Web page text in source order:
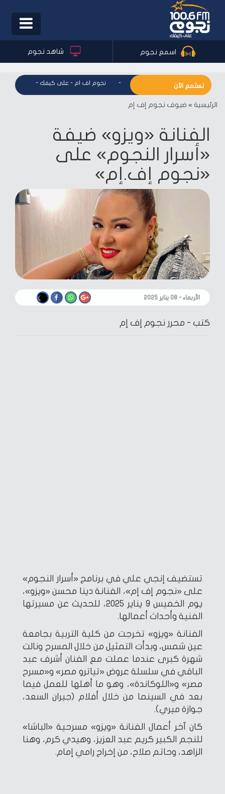
Toggle
اسمع نجوم شاهد نجوم
تستمع الآننجوم اف ام - على كيفك - نجوم اف ام - على كيفك نجوم اف
الرئيسية » ضيوف نجوم إف إم
الفنانة «ويزو» ضيفة
«أسرار النجوم» على
«نجوم إف.إم»
الأربعاء - ٠٨ يناير ٢٠٢٥
كتب - محرر نجوم إف إم
تستضيف إنجي علي في برنامج «أسرار النجوم»
على «نجوم إف إم»، الفنانة دينا محسن «ويزو»،
يوم الخميس 9 يناير 2025، للحديث عن مسيرتها
الفنية وأحداث أعمالها.
الفنانة «ويزو» تخرجت من كلية التربية بجامعة
عين شمس، وبدأت التمثيل من خلال المسرح ونالت
شهرة كبرى عندما عملت مع الفنان أشرف عبد
الباقي في سلسلة عروض «تياترو مصر» و«مسرح
مصر» و«اللوكاندة»، وهو ما أهلها للعمل فيما
بعد في السينما من خلال أفلام (جيران السعد،
جوازة ميري).
كان آخر أعمال الفنانة «ويزو» مسرحية «الباشا»
للنجم الكبير كريم عبد العزيز، وهيدي كرم، وهنا
الزاهد، وحاتم صلاح، من إخراج رامي إمام.